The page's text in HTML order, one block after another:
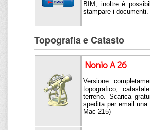
BIM, inoltre è
stampare i documenti.
Topografia e Catasto
Nonio A 26
Versione
topografico,
terreno. Scarica
spedita per email
Mac 215)